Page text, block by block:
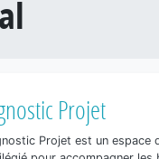
Projet
Projet est un espace